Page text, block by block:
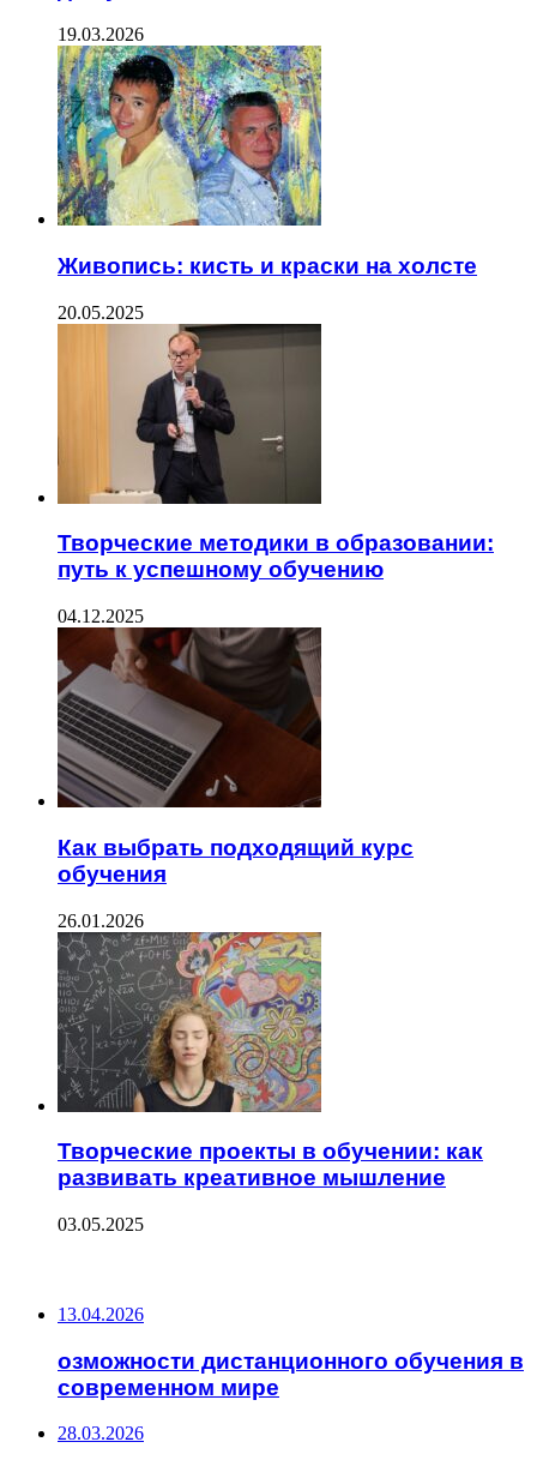
19.03.2026
Живопись: кисть и краски на холсте
20.05.2025
Творческие методики в образовании:
путь к успешному обучению
04.12.2025
Как выбрать подходящий курс
обучения
26.01.2026
Творческие проекты в обучении: как
развивать креативное мышление
03.05.2025
13.04.2026
озможности дистанционного обучения в
современном мире
28.03.2026